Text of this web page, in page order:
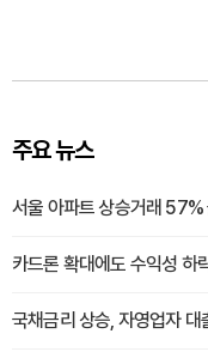
주요 뉴스
서울 아파트 상승거래
카드론 확대에도 수익성 하
국채금리 상승, 자영업자 대